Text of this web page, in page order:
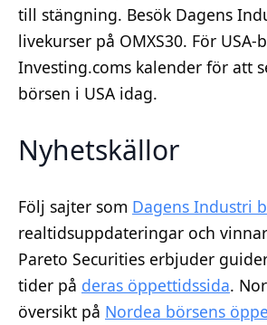
till stängning. Besök Dagens
livekurser på OMXS30. För USA-
Investing.coms kalender för att
börsen i USA idag.
Nyhetskällor
Följ sajter som Dagens Industri
realtidsuppdateringar och
Pareto Securities erbjuder
tider på deras öppettidssida.
översikt på Nordea börsens